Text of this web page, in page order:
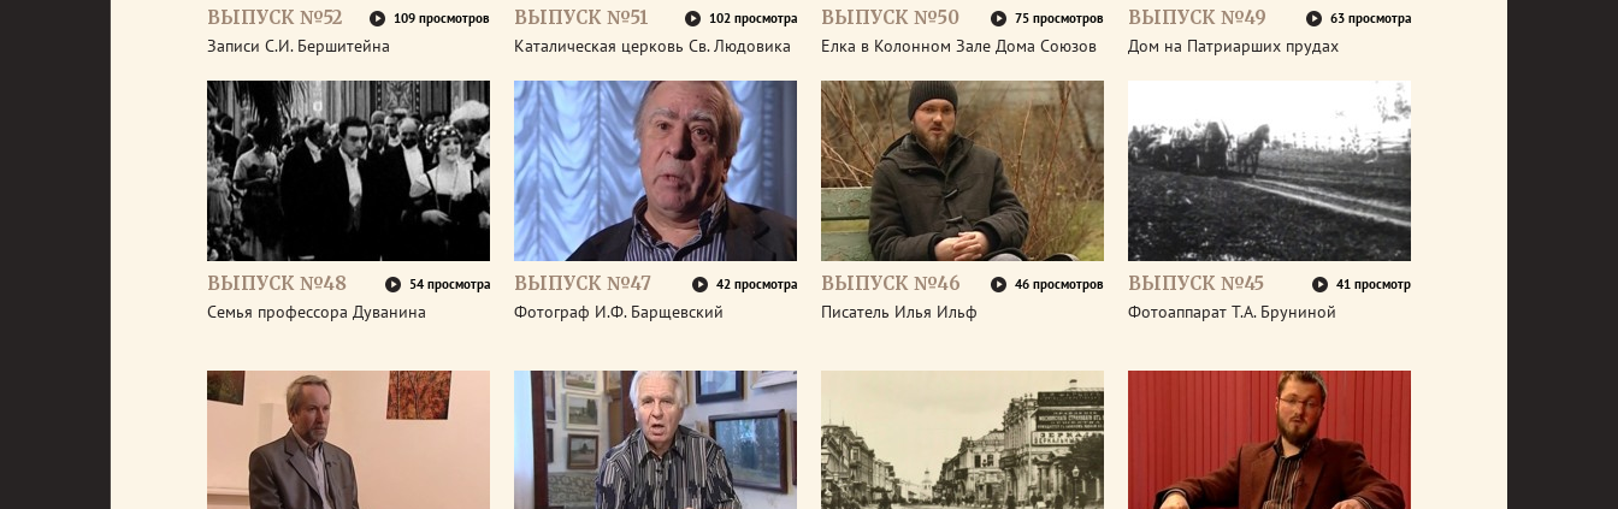
ВЫПУСК №52 109 просмотров
Записи С.И. Бершитейна
ВЫПУСК №51 102 просмотра
Каталическая церковь Св. Людовика
ВЫПУСК №50 75 просмотров
Елка в Колонном Зале Дома Союзов
ВЫПУСК №49 63 просмотра
Дом на Патриарших прудах
ВЫПУСК №48 54 просмотра
Семья профессора Дуванина
ВЫПУСК №47 42 просмотра
Фотограф И.Ф. Барщевский
ВЫПУСК №46 46 просмотров
Писатель Илья Ильф
ВЫПУСК №45 41 просмотр
Фотоаппарат Т.А. Бруниной